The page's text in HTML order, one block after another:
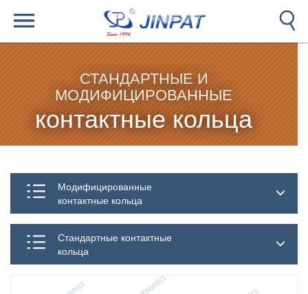
СТАНДАРТНЫЕ И
МОДИФИЦИРОВАННЫЕ
контактные кольца
Модифицированные
контактные кольца
Стандартные контактные
кольца